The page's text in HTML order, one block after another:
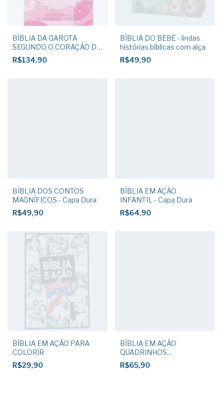
BÍBLIA DA GAROTA
SEGUNDO O CORAÇÃO DE
DEUS - Felicidade
R$134,90
BÍBLIA DO BEBÊ - lindas
histórias bíblicas com alça
R$49,90
BÍBLIA DOS CONTOS
MAGNÍFICOS - Capa Dura
R$49,90
BÍBLIA EM AÇÃO
INFANTIL - Capa Dura
R$64,90
BÍBLIA EM AÇÃO PARA
COLORIR
R$29,90
BÍBLIA EM AÇÃO
QUADRINHOS
DEVOCIONAL
R$65,90